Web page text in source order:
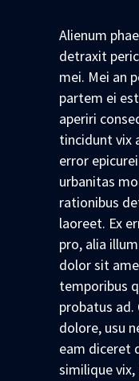
Alienum
detraxit
mei. Mei an
partem ei
aperiri
tincidunt vix
error
urbanitas
rationibus
laoreet. Ex
pro, alia
dolor sit
temporibus
probatus ad.
dolore, usu
eam diceret
similique